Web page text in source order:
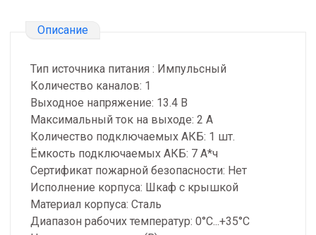
Описание
Тип источника питания : Импульсный
Количество каналов: 1
Выходное напряжение: 13.4 В
Максимальный ток на выходе: 2 А
Количество подключаемых АКБ: 1 шт.
Ёмкость подключаемых АКБ: 7 А*ч
Сертификат пожарной безопасности: Нет
Исполнение корпуса: Шкаф с крышкой
Материал корпуса: Сталь
Диапазон рабочих температур: 0°C...+35°C